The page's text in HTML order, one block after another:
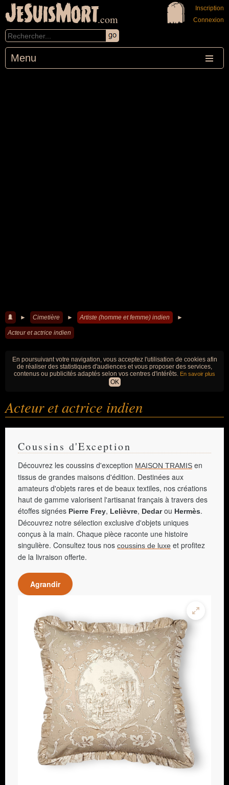
JeSuisMort.com
Menu
Inscription
Connexion
► Cimetière ► Artiste (homme et femme) indien ►
Acteur et actrice indien
En poursuivant votre navigation, vous acceptez l'utilisation de cookies afin
de réaliser des statistiques d'audiences et vous proposer des services,
contenus ou publicités adaptés selon vos centres d'intérêts. En savoir plus
OK
Acteur et actrice indien
Coussins d'Exception
Découvrez les coussins d'exception MAISON TRAMIS en
tissus de grandes maisons d'édition. Destinées aux
amateurs d'objets rares et de beaux textiles, nos créations
haut de gamme valorisent l'artisanat français à travers des
étoffes signées Pierre Frey, Lelièvre, Dedarou Hermès.
Découvrez notre sélection exclusive d'objets uniques
conçus à la main. Chaque pièce raconte une histoire
singulière. Consultez tous nos coussins de luxe et profitez
de la livraison offerte.
Agrandir